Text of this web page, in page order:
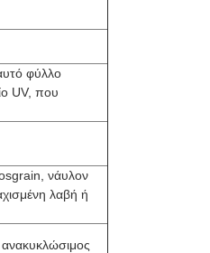
φύλλο
UV, που
νάυλον
λαβή ή